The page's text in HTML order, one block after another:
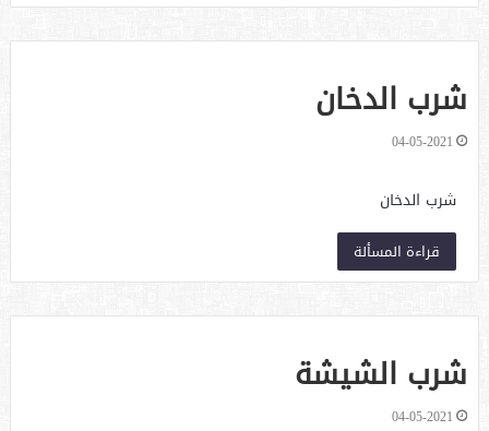
شرب الدخان
04-05-2021
شرب الدخان
قراءة المسألة
شرب الشيشة
04-05-2021